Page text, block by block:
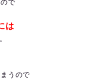
で
は
うので